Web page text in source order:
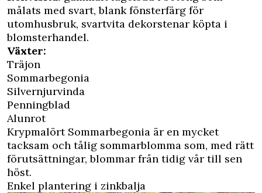
målats med svart, blank fönsterfärg för
utomhusbruk, svartvita dekorstenar köpta i
blomsterhandel.
Växter:
Träjon
Sommarbegonia
Silvernjurvinda
Penningblad
Alunrot
Krypmalört Sommarbegonia är en mycket
tacksam och tålig sommarblomma som, med rätt
förutsättningar, blommar från tidig vår till sen
höst.
Enkel plantering i zinkbalja